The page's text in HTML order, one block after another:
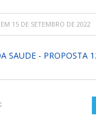
EM 15 DE SETEMBRO DE 2022
SAUDE - PROPOSTA